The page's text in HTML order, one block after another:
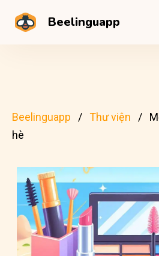
Beelinguapp
Beelinguapp Thư viện
hè